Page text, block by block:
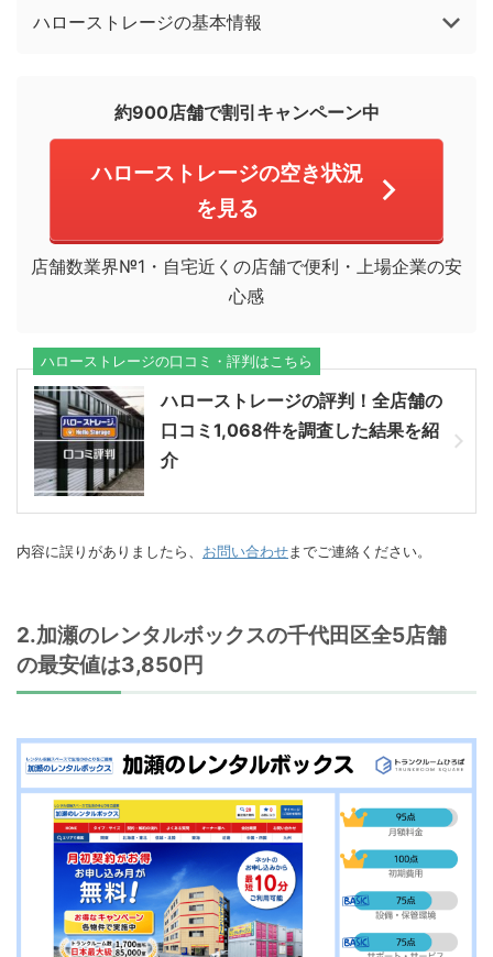
ハローストレージの基本情報
約900店舗で割引キャンペーン中
ハローストレージの空き状況
を見る
店舗数業界№1・自宅近くの店舗で便利・上場企業の安
心感
ハローストレージの評判！全店舗の
口コミ1,068件を調査した結果を紹
介
ハローストレージの口コミ・評判はこちら
内容に誤りがありましたら、 お問い合わせまでご連絡ください。
2.加瀬のレンタルボックスの千代田区全5店舗
の最安値は3,850円